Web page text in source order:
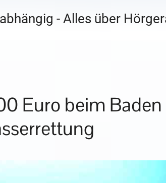
- Alles über
Euro beim Baden